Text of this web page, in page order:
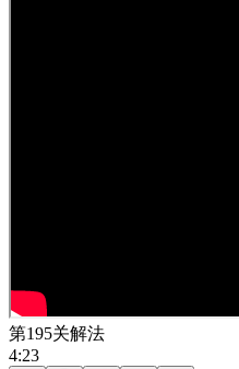
第195关解法
4:23